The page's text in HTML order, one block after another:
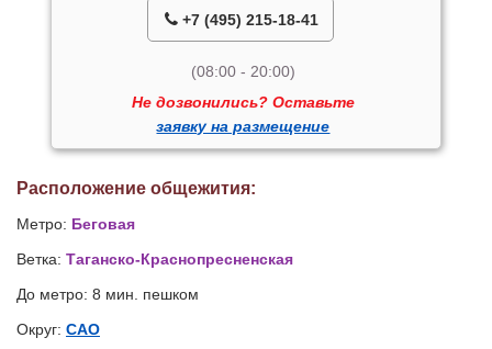
+7 (495) 215-18-41
(08:00 - 20:00)
Не дозвонились? Оставьте
заявку на размещение
Расположение общежития:
Метро: Беговая
Ветка: Таганско-Краснопресненская
До метро: 8 мин. пешком
Округ: САО